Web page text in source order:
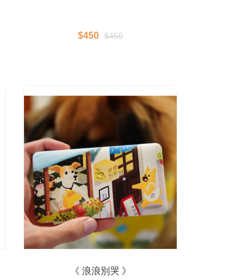
$450 $450
《 浪浪別哭 》